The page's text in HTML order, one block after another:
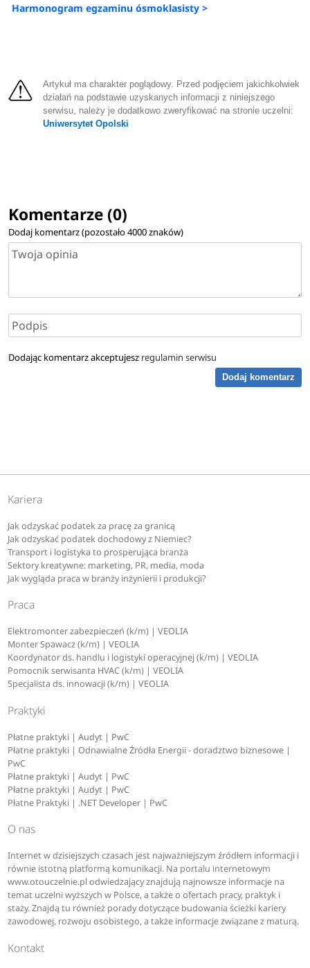
Harmonogram egzaminu ósmoklasisty >
Artykuł ma charakter poglądowy. Przed podjęciem jakichkolwiek
działań na podstawie uzyskanych informacji z niniejszego
serwisu, należy je dodatkowo zweryfikować na stronie uczelni:
Uniwersytet Opolski
Komentarze (0)
Dodaj komentarz (pozostało4000znaków)
Dodając komentarz akceptujesz regulamin serwisu
Dodaj komentarz
Kariera
Jak odzyskać podatek za pracę za granicą
Jak odzyskać podatek dochodowy z Niemiec?
Transport i logistyka to prosperująca branża
Sektory kreatywne: marketing, PR, media, moda
Jak wygląda praca w branży inżynierii i produkcji?
Praca
Elektromonter zabezpieczeń (k/m) | VEOLIA
Monter Spawacz (k/m) | VEOLIA
Koordynator ds. handlu i logistyki operacyjnej (k/m) | VEOLIA
Pomocnik serwisanta HVAC (k/m) | VEOLIA
Specjalista ds. innowacji (k/m) | VEOLIA
Praktyki
Płatne praktyki | Audyt | PwC
Płatne praktyki | Odnawialne Źródła Energii - doradztwo biznesowe |
PwC
Płatne praktyki | Audyt | PwC
Płatne praktyki | Audyt | PwC
Płatne Praktyki | .NET Developer | PwC
O nas
Internet w dzisiejszych czasach jest najważniejszym źródłem informacji i
równie istotną platformą komunikacji. Na portalu internetowym
www.otouczelnie.pl odwiedzający znajdują najnowsze informacje na
temat uczelni wyższych w Polsce, a także o ofertach pracy, praktyk i
staży. Znajdą tu również porady dotyczące budowania ścieżki kariery
zawodowej, rozwoju osobistego, a także informacje związane z maturą.
Kontakt